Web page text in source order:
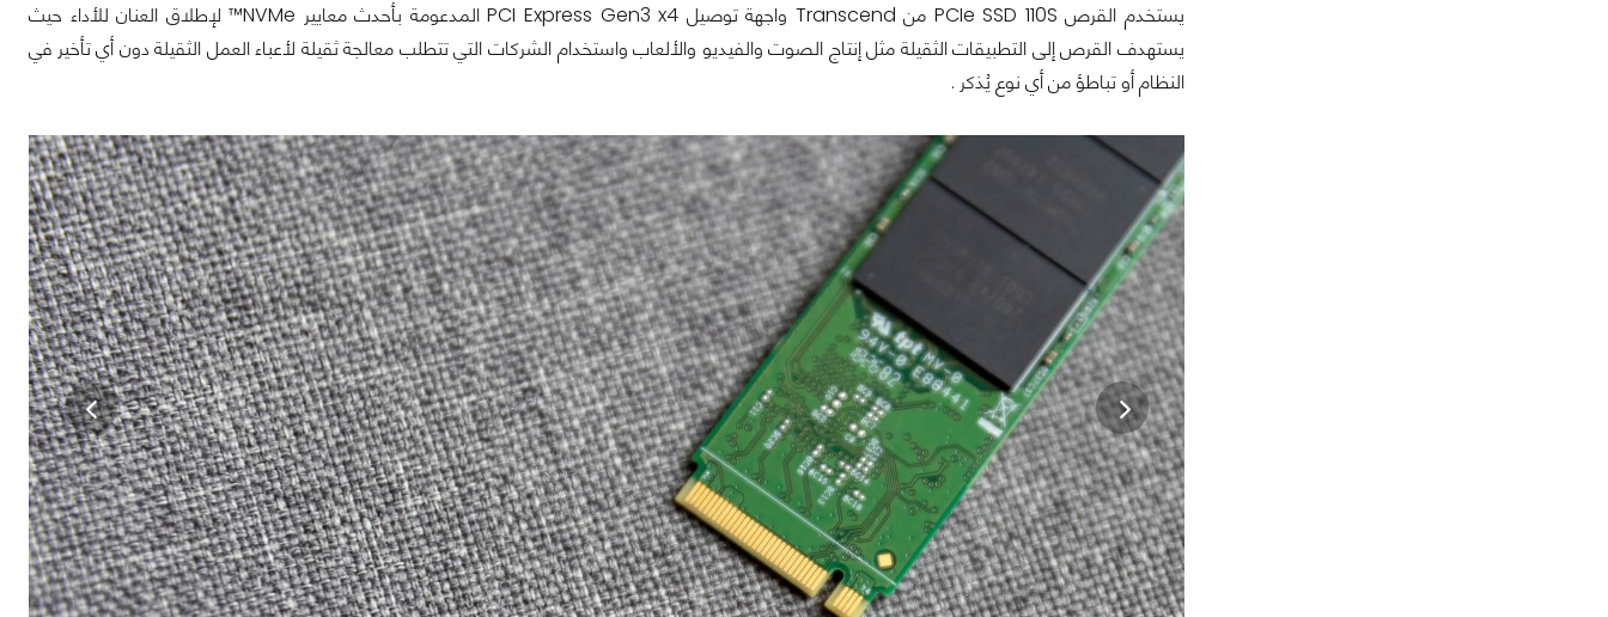
يستخدم القرص PCIe SSD 110S من Transcend واجهة توصيل PCI Express Gen3 x4 المدعومة بأحدث معايير NVMe™ لإطلاق العنان للأداء حيث
يستهدف القرص إلى التطبيقات الثقيلة مثل إنتاج الصوت والفيديو والألعاب واستخدام الشركات التي تتطلب معالجة ثقيلة لأعباء العمل الثقيلة دون أي تأخير في
النظام أو تباطؤ من أي نوع يُذكر .